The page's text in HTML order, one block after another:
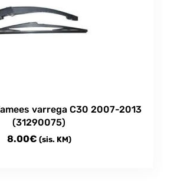
varrega C30 2007-2013
(31290075)
8.00€ (sis. KM)